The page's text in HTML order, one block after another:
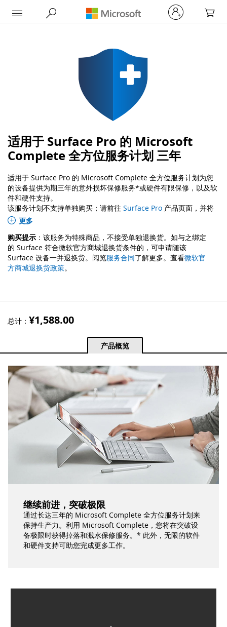
My
适用于 Surface Pro 的 Microsoft
Complete 全方位服务计划 三年
适用于 Surface Pro 的 Microsoft Complete 全方位服务计划为您
的设备提供为期三年的意外损坏保修服务*或硬件有限保修，以及软
件和硬件支持。
该服务计划不支持单独购买；请前往 Surface Pro 产品页面，并将
Microsoft Complete 随 Surface 一并加入购物车。
更多
购买提示 ：该服务为特殊商品，不接受单独退换货。如与之绑定
的 Surface 符合微软官方商城退换货条件的，可申请随该
Surface 设备一并退换货。阅览服务合同了解更多。查看微软官
方商城退换货政策。
总计： ¥1,588.00
产品概览
继续前进，突破极限
通过长达三年的 Microsoft Complete 全方位服务计划来
保持生产力。利用 Microsoft Complete，您将在突破设
备极限时获得掉落和溅水保修服务。* 此外，无限的软件
和硬件支持可助您完成更多工作。